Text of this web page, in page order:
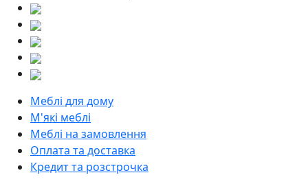
Меблі для дому
М'які меблі
Меблі на замовлення
Оплата та доставка
Кредит та розстрочка